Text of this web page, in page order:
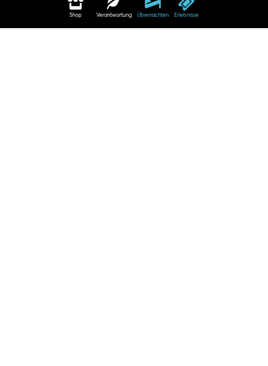
Shop Verantwortung Übernachten Erlebnisse